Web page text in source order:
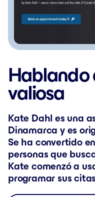
Hablando
valiosa
Kate Dahl es una
Dinamarca y es
Se ha convertido
personas que
Kate comenzó a
programar sus